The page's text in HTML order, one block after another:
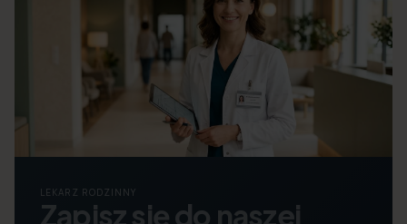
LEKARZ RODZINNY
Zapisz się do naszej